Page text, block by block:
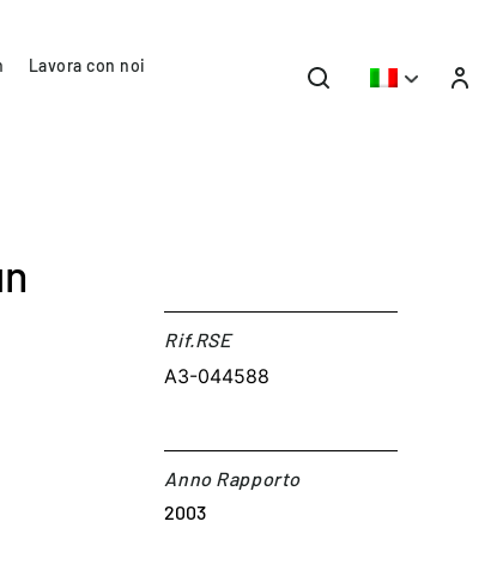
Lavora con noi
Rif.RSE​
A3-044588
Anno Rapporto
2003